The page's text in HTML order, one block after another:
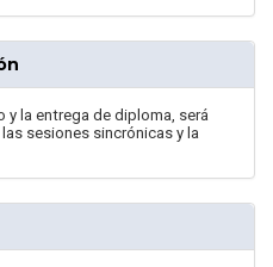
y la entrega de diploma, será
sesiones sincrónicas y la